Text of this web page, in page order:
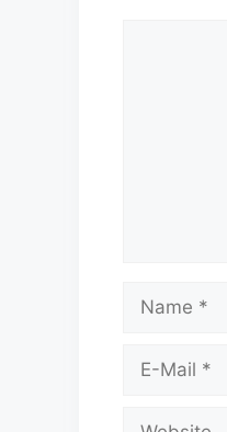
Name
Website